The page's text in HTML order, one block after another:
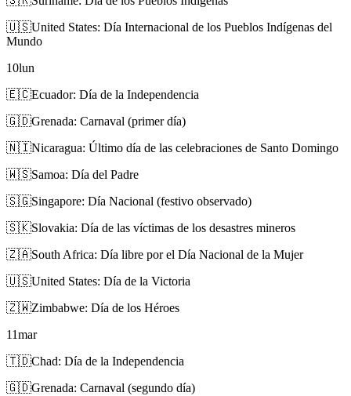
🇺🇸United States: Día Internacional de los Pueblos Indígenas del
Mundo
10lun
🇪🇨Ecuador: Día de la Independencia
🇬🇩Grenada: Carnaval (primer día)
🇳🇮Nicaragua: Último día de las celebraciones de Santo Domingo
🇼🇸Samoa: Día del Padre
🇸🇬Singapore: Día Nacional (festivo observado)
🇸🇰Slovakia: Día de las víctimas de los desastres mineros
🇿🇦South Africa: Día libre por el Día Nacional de la Mujer
🇺🇸United States: Día de la Victoria
🇿🇼Zimbabwe: Día de los Héroes
11mar
🇹🇩Chad: Día de la Independencia
🇬🇩Grenada: Carnaval (segundo día)